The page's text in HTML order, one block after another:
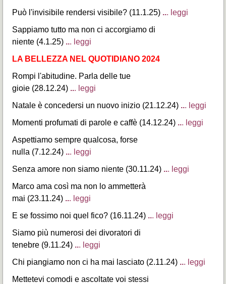
Può l'invisibile rendersi visibile? (11.1.25) ... leggi
Sappiamo tutto ma non ci accorgiamo di
niente (4.1.25) ... leggi
LA BELLEZZA NEL QUOTIDIANO 2024
Rompi l'abitudine. Parla delle tue
gioie (28.12.24) ... leggi
Natale è concedersi un nuovo inizio (21.12.24) ... leggi
Momenti profumati di parole e caffè (14.12.24) ... leggi
Aspettiamo sempre qualcosa, forse
nulla (7.12.24) ... leggi
Senza amore non siamo niente (30.11.24) ... leggi
Marco ama così ma non lo ammetterà
mai (23.11.24) ... leggi
E se fossimo noi quel fico? (16.11.24) ... leggi
Siamo più numerosi dei divoratori di
tenebre (9.11.24) ... leggi
Chi piangiamo non ci ha mai lasciato (2.11.24) ... leggi
Mettetevi comodi e ascoltate voi stessi